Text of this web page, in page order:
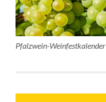
Pfalzwein-Weinfestkalender